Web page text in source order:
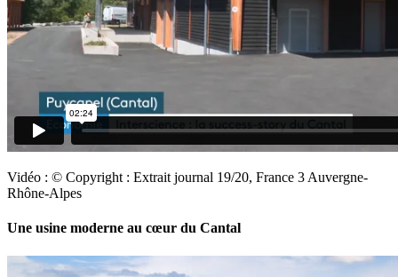
Vidéo : © Copyright : Extrait journal 19/20, France 3 Auvergne-
Rhône-Alpes
Une usine moderne au cœur du Cantal